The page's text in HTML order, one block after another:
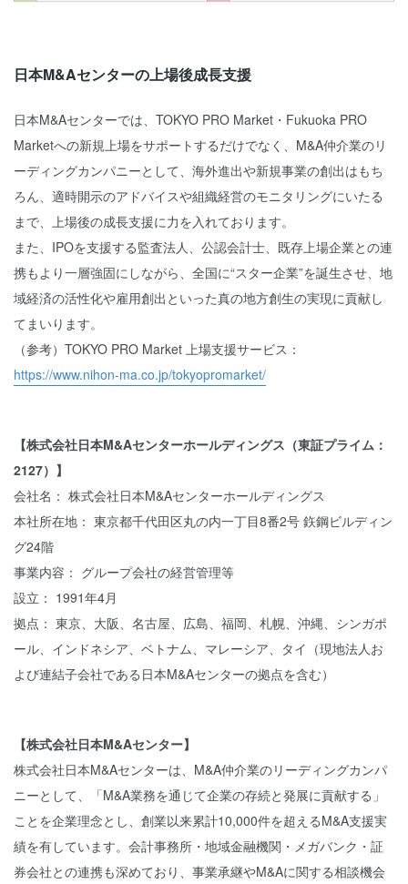
日本M&Aセンターの上場後成長支援
日本M&Aセンターでは、TOKYO PRO Market・Fukuoka PRO
Marketへの新規上場をサポートするだけでなく、M&A仲介業のリ
ーディングカンパニーとして、海外進出や新規事業の創出はもち
ろん、適時開示のアドバイスや組織経営のモニタリングにいたる
まで、上場後の成長支援に力を入れております。
また、IPOを支援する監査法人、公認会計士、既存上場企業との連
携もより一層強固にしながら、全国に“スター企業”を誕生させ、地
域経済の活性化や雇用創出といった真の地方創生の実現に貢献し
てまいります。
（参考）TOKYO PRO Market 上場支援サービス：
https://www.nihon-ma.co.jp/tokyopromarket/
【株式会社日本M&Aセンターホールディングス（東証プライム：
2127）】
会社名： 株式会社日本M&Aセンターホールディングス
本社所在地： 東京都千代田区丸の内一丁目8番2号 鉃鋼ビルディン
グ24階
事業内容： グループ会社の経営管理等
設立： 1991年4月
拠点： 東京、大阪、名古屋、広島、福岡、札幌、沖縄、シンガポ
ール、インドネシア、ベトナム、マレーシア、タイ（現地法人お
よび連結子会社である日本M&Aセンターの拠点を含む）
【株式会社日本M&Aセンター】
株式会社日本M&Aセンターは、M&A仲介業のリーディングカンパ
ニーとして、「M&A業務を通じて企業の存続と発展に貢献する」
ことを企業理念とし、創業以来累計10,000件を超えるM&A支援実
績を有しています。会計事務所・地域金融機関・メガバンク・証
券会社との連携も深めており、事業承継やM&Aに関する相談機会